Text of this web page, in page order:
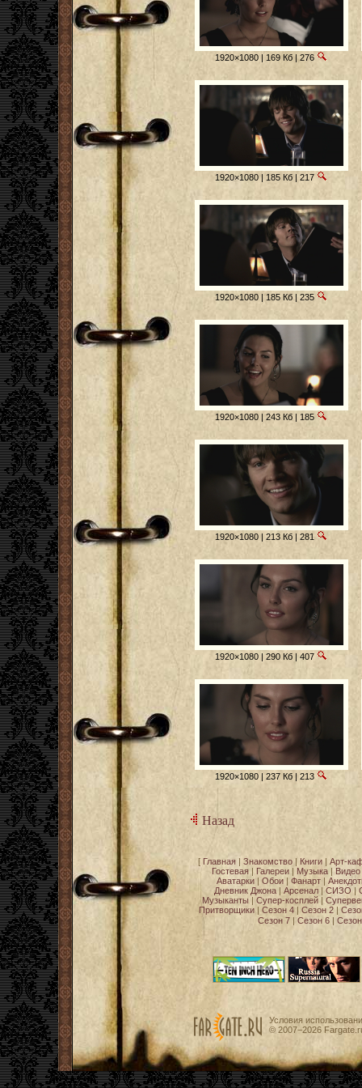
1920×1080 | 169 Кб | 276
1920×1080 | 185 Кб | 217
1920×1080 | 185 Кб | 235
1920×1080 | 243 Кб | 185
1920×1080 | 213 Кб | 281
1920×1080 | 290 Кб | 407
1920×1080 | 237 Кб | 213
Назад
[ Главная| Знакомство| Книги| Арт-
Гостевая | Галереи | Музыка | Видео
Аватарки | Обои | Фанарт |
Дневник Джона| Арсенал| СИЗО |
Музыканты | Супер-косплей |
Притворщики | Сезон 4 | Сезон 2 |
Сезон 7| Сезон 6|
Условия
© 2007−2026